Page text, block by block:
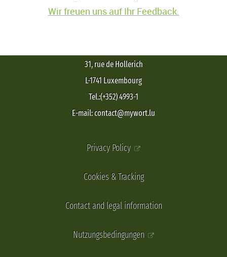
Wir freuen uns auf Ihr Feedback.
31, rue de Hollerich
L-1741 Luxembourg
Tel.:(+352) 4993-1
E-mail: contact@mywort.lu
Privacy Policy
Cookies & Tracking
Contact and legal information
Nutzungsbedingungen